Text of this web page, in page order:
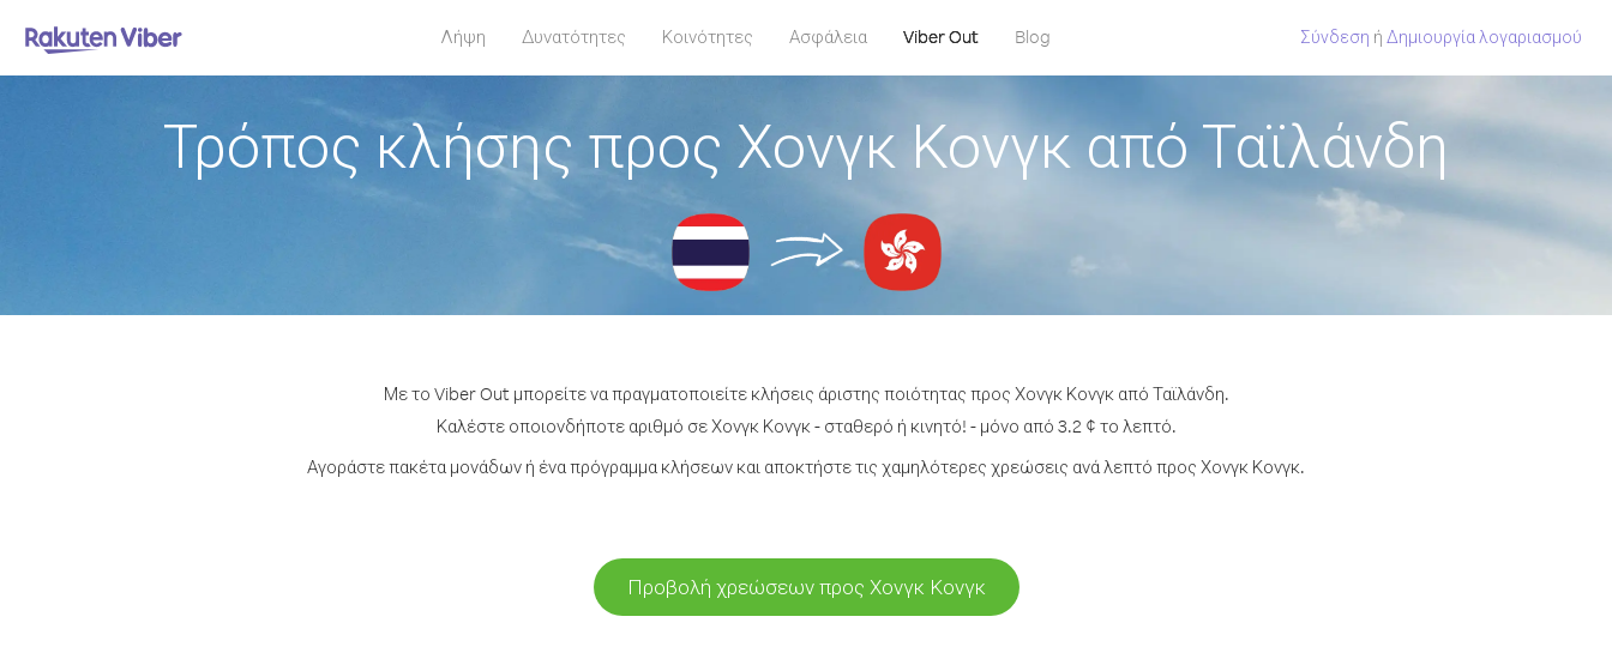
Λήψη Δυνατότητες Κοινότητες Ασφάλεια Viber Out Blog Σύνδεση ή Δημιουργία λογαριασμού
Τρόπος κλήσης προς Χονγκ Κονγκ από Ταϊλάνδη
Με το Viber Out μπορείτε να πραγματοποιείτε κλήσεις άριστης ποιότητας προς Χονγκ Κονγκ από Ταϊλάνδη.
Καλέστε οποιονδήποτε αριθμό σε Χονγκ Κονγκ - σταθερό ή κινητό! - μόνο από 3.2 ¢ το λεπτό.
Αγοράστε πακέτα μονάδων ή ένα πρόγραμμα κλήσεων και αποκτήστε τις χαμηλότερες χρεώσεις ανά λεπτό προς Χονγκ Κονγκ.
Προβολή χρεώσεων προς Χονγκ Κονγκ